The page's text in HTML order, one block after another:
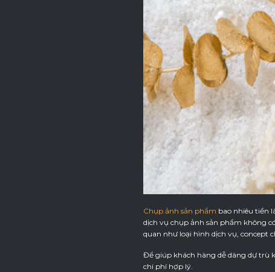
Chụp ảnh sản phẩm bao nhiêu tiền
dịch vụ chụp ảnh sản phẩm không
quan như loại hình dịch vụ, concept
Để giúp khách hàng dễ dàng dự trù
chi phí hợp lý.